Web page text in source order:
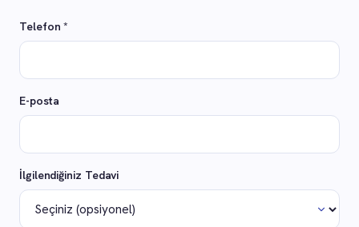
Telefon *
E-posta
İlgilendiğiniz Tedavi